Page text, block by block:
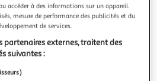
kg.
3/4 jours
accéder à des informations sur un appareil.
mesure de performance des publicités et du
de services.
partenaires externes, traitent des
suivantes :